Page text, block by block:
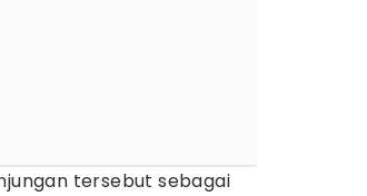
tersebut sebagai